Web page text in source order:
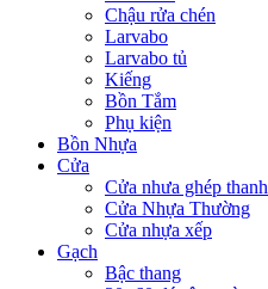
Chậu rửa chén
Larvabo
Larvabo tủ
Kiếng
Bồn Tắm
Phụ kiện
Bồn Nhựa
Cửa
Cửa nhưa ghép thanh
Cửa Nhựa Thường
Cửa nhựa xếp
Gạch
Bậc thang